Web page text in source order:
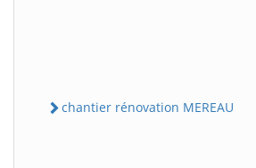
chantier rénovation MEREAU